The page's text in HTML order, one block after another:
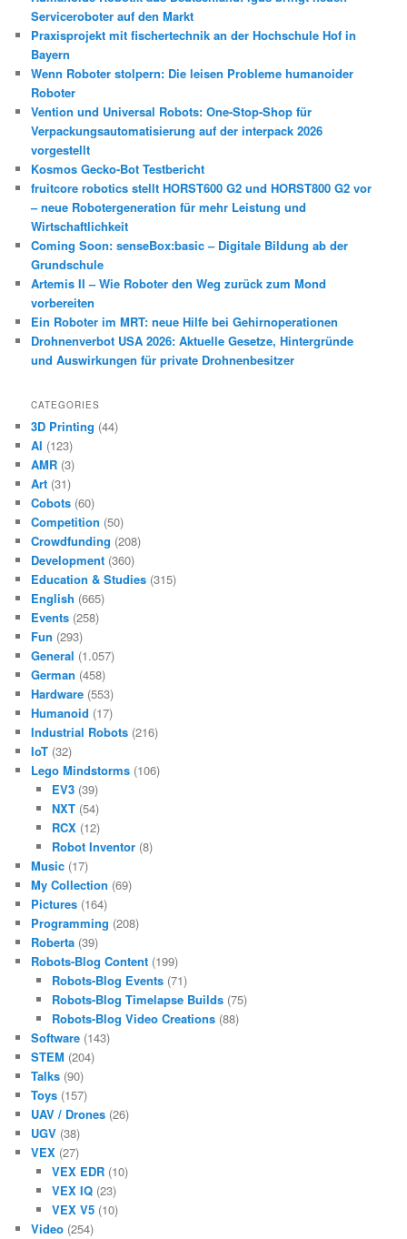
Serviceroboter auf den Markt
Praxisprojekt mit fischertechnik an der Hochschule Hof in
Bayern
Wenn Roboter stolpern: Die leisen Probleme humanoider
Roboter
Vention und Universal Robots: One-Stop-Shop für
Verpackungsautomatisierung auf der interpack 2026
vorgestellt
Kosmos Gecko-Bot Testbericht
fruitcore robotics stellt HORST600 G2 und HORST800 G2 vor
– neue Robotergeneration für mehr Leistung und
Wirtschaftlichkeit
Coming Soon: senseBox:basic – Digitale Bildung ab der
Grundschule
Artemis II – Wie Roboter den Weg zurück zum Mond
vorbereiten
Ein Roboter im MRT: neue Hilfe bei Gehirnoperationen
Drohnenverbot USA 2026: Aktuelle Gesetze, Hintergründe
und Auswirkungen für private Drohnenbesitzer
CATEGORIES
3D Printing (44)
AI (123)
AMR (3)
Art (31)
Cobots (60)
Competition (50)
Crowdfunding (208)
Development (360)
Education & Studies (315)
English (665)
Events (258)
Fun (293)
General (1.057)
German (458)
Hardware (553)
Humanoid (17)
Industrial Robots (216)
IoT (32)
Lego Mindstorms (106)
EV3(39)
NXT(54)
RCX(12)
Robot Inventor(8)
Music (17)
My Collection (69)
Pictures (164)
Programming (208)
Roberta (39)
Robots-Blog Content (199)
Robots-Blog Events(71)
Robots-Blog Timelapse Builds(75)
Robots-Blog Video Creations(88)
Software (143)
STEM (204)
Talks (90)
Toys (157)
UAV / Drones (26)
UGV (38)
VEX (27)
VEX EDR(10)
VEX IQ(23)
VEX V5(10)
Video (254)